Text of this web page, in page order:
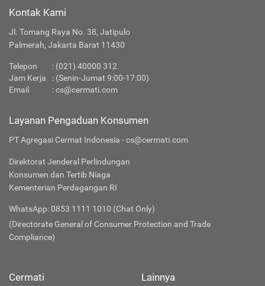
Kontak Kami
Jl. Tomang Raya No. 38, Jatipulo
Palmerah, Jakarta Barat 11430
Telepon : (021) 40000 312
Jam Kerja
: (Senin-Jumat 9:00-17:00)
Email
:cs@cermati.com
Layanan Pengaduan Konsumen
PT Agregasi Cermat Indonesia - cs@cermati.com
Direktorat Jenderal Perlindungan
Konsumen dan Tertib Niaga
Kementerian Perdagangan RI
WhatsApp: 0853 1111 1010 (Chat Only)
(Directorate General of Consumer Protection and Trade
Compliance)
Cermati Lainnya